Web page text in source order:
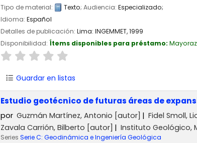
Tipo de material:
Texto; Audiencia: Especializado;
Idioma: Español
Detalles de publicación: Lima: INGEMMET,1999
Disponibilidad: Ítems disponibles para préstamo:
Guardar en listas
Estudio geotécnico de futuras áreas de
por Guzmán Martínez, Antonio [autor] Fidel Smoll,
Zavala Carrión, Bilberto [autor] Instituto Geológico,
Series Serie C: Geodinámica e Ingeniería Geológica